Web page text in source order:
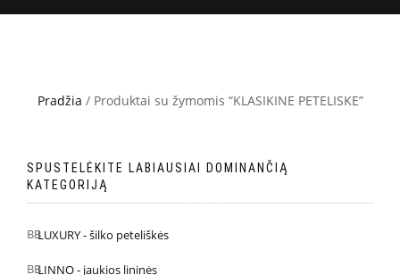
Pradžia / Produktai su žymomis “KLASIKINE PETELISKE”
SPUSTELĖKITE LABIAUSIAI DOMINANČIĄ
KATEGORIJĄ
LUXURY - šilko peteliškės
LINNO - jaukios lininės